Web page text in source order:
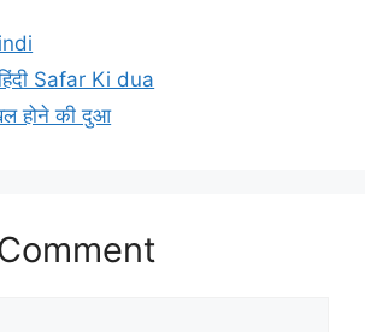
Safar Ki dua
होने की दुआ